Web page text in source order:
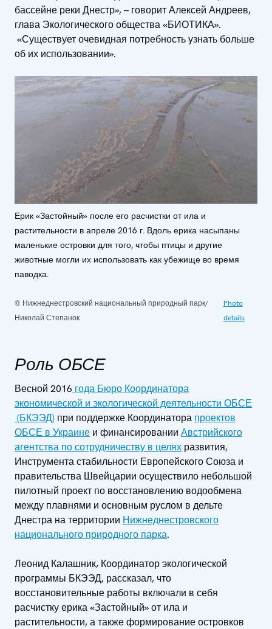
бассейне реки Днестр», – говорит Алексей Андреев,
глава Экологического общества «БИОТИКА».
«Существует очевидная потребность узнать больше
об их использовании».
Ерик «Застойный» после его расчистки от ила и
растительности в апреле 2016 г. Вдоль ерика насыпаны
маленькие островки для того, чтобы птицы и другие
животные могли их использовать как убежище во время
паводка.
© Нижнеднестровский национальный природный парк/
Николай Степанок
Photo
details
Роль ОБСЕ
Весной 2016 года Бюро Координатора
экономической и экологической деятельности ОБСЕ
(БКЭЭД) при поддержке Координатора проектов
ОБСЕ в Украине и финансировании Австрийского
агентства по сотрудничеству в целях развития,
Инструмента стабильности Европейского Союза и
правительства Швейцарии осуществило небольшой
пилотный проект по восстановлению водообмена
между плавнями и основным руслом в дельте
Днестра на территории Нижнеднестровского
национального природного парка.
Леонид Калашник, Координатор экологической
программы БКЭЭД, рассказал, что
восстановительные работы включали в себя
расчистку ерика «Застойный» от ила и
растительности, а также формирование островков